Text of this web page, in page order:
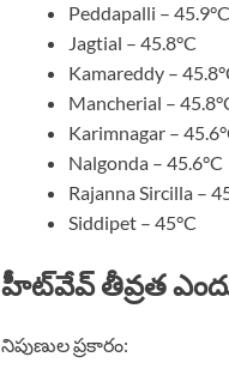
Peddapalli – 45.9°C
Jagtial – 45.8°C
Kamareddy –
Mancherial –
Karimnagar –
Nalgonda – 45.6°C
Rajanna Sircilla –
Siddipet – 45°C
హీట్‌వేవ్ తీవ్రత
నిపుణుల ప్రకారం: